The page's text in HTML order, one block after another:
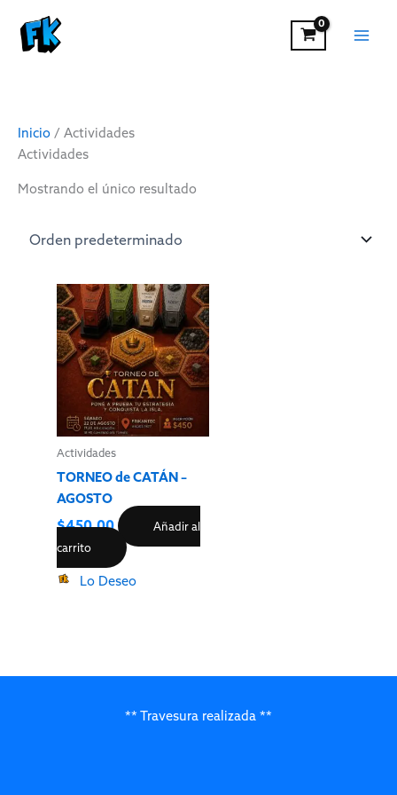
contenido
Inicio / Actividades
Actividades
Mostrando el único resultado
Actividades
TORNEO de CATÁN –
AGOSTO
$450.00
Añadir al
carrito
Lo Deseo
** Travesura realizada **